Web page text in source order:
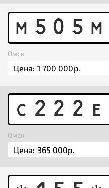
M 5 0 5 M
Омск
C 2 2 2 E
Омск